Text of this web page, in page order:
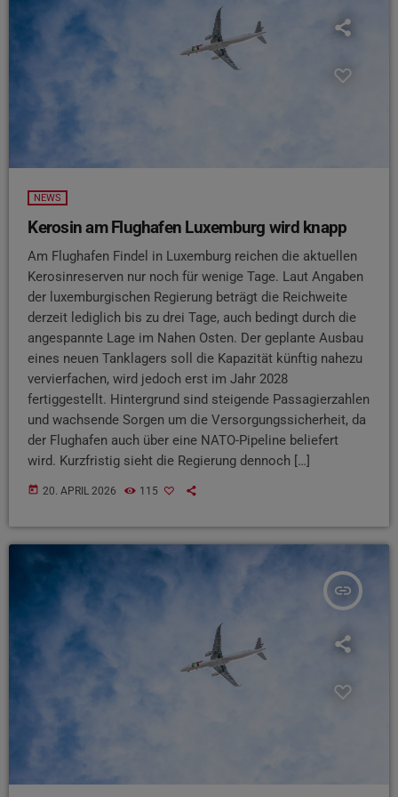
NEWS
Kerosin am Flughafen Luxemburg wird knapp
Am Flughafen Findel in Luxemburg reichen die aktuellen
Kerosinreserven nur noch für wenige Tage. Laut Angaben
der luxemburgischen Regierung beträgt die Reichweite
derzeit lediglich bis zu drei Tage, auch bedingt durch die
angespannte Lage im Nahen Osten. Der geplante Ausbau
eines neuen Tanklagers soll die Kapazität künftig nahezu
vervierfachen, wird jedoch erst im Jahr 2028
fertiggestellt. Hintergrund sind steigende Passagierzahlen
und wachsende Sorgen um die Versorgungssicherheit, da
der Flughafen auch über eine NATO-Pipeline beliefert
wird. Kurzfristig sieht die Regierung dennoch […]
today 20. APRIL 2026 115
insert_link